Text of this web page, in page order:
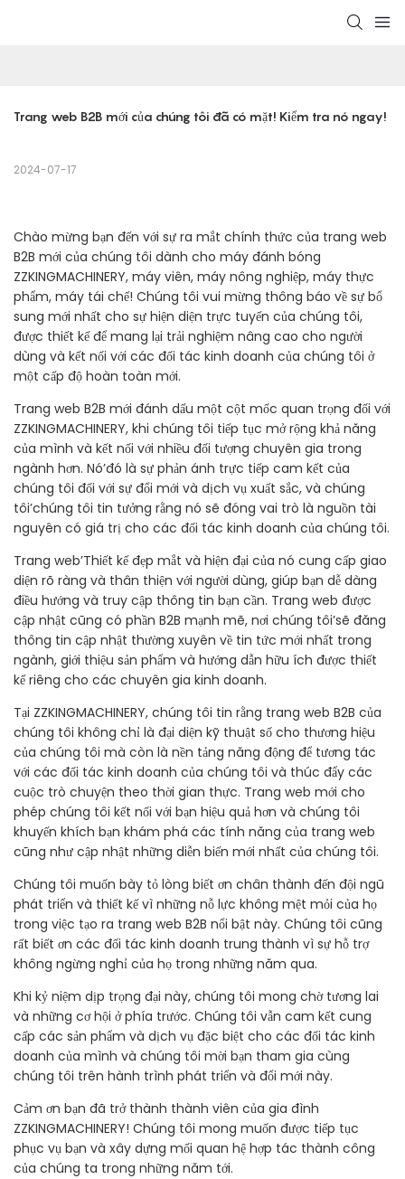
Trang web B2B mới của chúng tôi đã có mặt! Kiểm tra nó ngay!
2024-07-17
Chào mừng bạn đến với sự ra mắt chính thức của trang web
B2B mới của chúng tôi dành cho máy đánh bóng
ZZKINGMACHINERY, máy viên, máy nông nghiệp, máy thực
phẩm, máy tái chế! Chúng tôi vui mừng thông báo về sự bổ
sung mới nhất cho sự hiện diện trực tuyến của chúng tôi,
được thiết kế để mang lại trải nghiệm nâng cao cho người
dùng và kết nối với các đối tác kinh doanh của chúng tôi ở
một cấp độ hoàn toàn mới.
Trang web B2B mới đánh dấu một cột mốc quan trọng đối với
ZZKINGMACHINERY, khi chúng tôi tiếp tục mở rộng khả năng
của mình và kết nối với nhiều đối tượng chuyên gia trong
ngành hơn. Nó’đó là sự phản ánh trực tiếp cam kết của
chúng tôi đối với sự đổi mới và dịch vụ xuất sắc, và chúng
tôi’chúng tôi tin tưởng rằng nó sẽ đóng vai trò là nguồn tài
nguyên có giá trị cho các đối tác kinh doanh của chúng tôi.
Trang web’Thiết kế đẹp mắt và hiện đại của nó cung cấp giao
diện rõ ràng và thân thiện với người dùng, giúp bạn dễ dàng
điều hướng và truy cập thông tin bạn cần. Trang web được
cập nhật cũng có phần B2B mạnh mẽ, nơi chúng tôi’sẽ đăng
thông tin cập nhật thường xuyên về tin tức mới nhất trong
ngành, giới thiệu sản phẩm và hướng dẫn hữu ích được thiết
kế riêng cho các chuyên gia kinh doanh.
Tại ZZKINGMACHINERY, chúng tôi tin rằng trang web B2B của
chúng tôi không chỉ là đại diện kỹ thuật số cho thương hiệu
của chúng tôi mà còn là nền tảng năng động để tương tác
với các đối tác kinh doanh của chúng tôi và thúc đẩy các
cuộc trò chuyện theo thời gian thực. Trang web mới cho
phép chúng tôi kết nối với bạn hiệu quả hơn và chúng tôi
khuyến khích bạn khám phá các tính năng của trang web
cũng như cập nhật những diễn biến mới nhất của chúng tôi.
Chúng tôi muốn bày tỏ lòng biết ơn chân thành đến đội ngũ
phát triển và thiết kế vì những nỗ lực không mệt mỏi của họ
trong việc tạo ra trang web B2B nổi bật này. Chúng tôi cũng
rất biết ơn các đối tác kinh doanh trung thành vì sự hỗ trợ
không ngừng nghỉ của họ trong những năm qua.
Khi kỷ niệm dịp trọng đại này, chúng tôi mong chờ tương lai
và những cơ hội ở phía trước. Chúng tôi vẫn cam kết cung
cấp các sản phẩm và dịch vụ đặc biệt cho các đối tác kinh
doanh của mình và chúng tôi mời bạn tham gia cùng
chúng tôi trên hành trình phát triển và đổi mới này.
Cảm ơn bạn đã trở thành thành viên của gia đình
ZZKINGMACHINERY! Chúng tôi mong muốn được tiếp tục
phục vụ bạn và xây dựng mối quan hệ hợp tác thành công
của chúng ta trong những năm tới.